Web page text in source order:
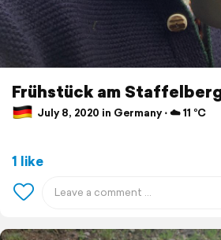
Frühstück am
July 8, 2020 in Germany ⋅ ☁️ 11 °C
1 like